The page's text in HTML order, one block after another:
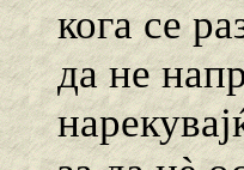
кога се
да не